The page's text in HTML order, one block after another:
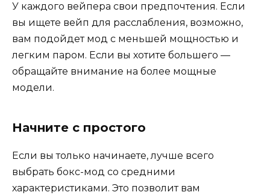
У каждого вейпера свои предпочтения. Если
вы ищете вейп для расслабления, возможно,
вам подойдет мод с меньшей мощностью и
легким паром. Если вы хотите большего —
обращайте внимание на более мощные
модели.
Начните с простого
Если вы только начинаете, лучше всего
выбрать бокс-мод со средними
характеристиками. Это позволит вам